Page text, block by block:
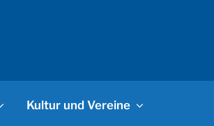
Kultur und Vereine